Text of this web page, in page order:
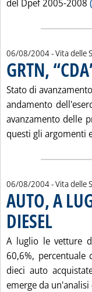
del Dpef 2005-2008
06/08/2004- Vita delle
GRTN,
Stato di
andamento
avanzamento delle
questi gli argomenti
06/08/2004- Vita delle
AUTO, A
DIESEL
. Pubblicata venerdì 06 agosto
A luglio le vetture
60,6%,
dieci auto
emerge da